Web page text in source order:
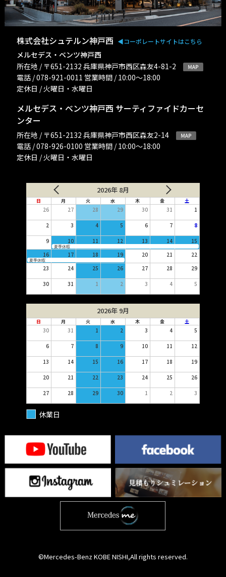
株式会社シュテルン神戸西 ◀︎コーポレートサイトはこちら
メルセデス・ベンツ神戸西
所在地 / 〒651-2132 兵庫県神戸市西区森友4-81-2
電話 / 078-921-0011 営業時間 / 10:00〜18:00
定休日 / 火曜日・水曜日
メルセデス・ベンツ神戸西 サーティファイドカーセ
ンター
所在地 / 〒651-2132 兵庫県神戸市西区森友2-14
電話 / 078-926-0100 営業時間 / 10:00〜18:00
定休日 / 火曜日・水曜日
2026年 8月
日 月 火 水 木 金 土
26 27 28 29 30 31 1
2 3 4 5 6 7 8
9 10 11 12 13 14 15
夏季休暇
16 17 18 19 20 21 22
夏季休暇
23 24 25 26 27 28 29
30 31 1 2 3 4 5
2026年 9月
日 月 火 水 木 金 土
30 31 1 2 3 4 5
6 7 8 9 10 11 12
13 14 15 16 17 18 19
20 21 22 23 24 25 26
27 28 29 30 1 2 3
休業日
©Mercedes-Benz KOBE NISHI,All rights reserved.